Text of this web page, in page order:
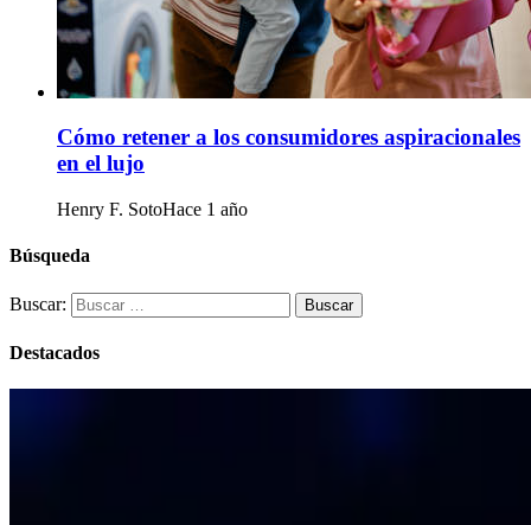
Cómo retener a los consumidores aspiracionales
en el lujo
Henry F. SotoHace 1 año
Búsqueda
Buscar:
Destacados